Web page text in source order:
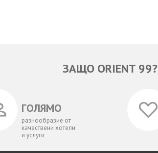
ЗАЩО ORIENT 99?
ГОЛЯМО
разнообразие от
качествени хотели
и услуги